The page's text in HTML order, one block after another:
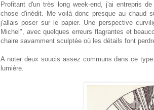
Profitant d'un très long week-end, j'ai entrepris
chose d'inédit. Me voilà donc presque au chaud
j'allais poser sur le papier. Une perspective
Michel", avec quelques erreurs flagrantes et
chaire savamment sculptée où les détails font
A noter deux soucis assez communs dans ce
lumière.